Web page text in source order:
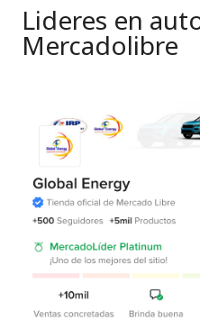
Lideres en
Mercadolibre